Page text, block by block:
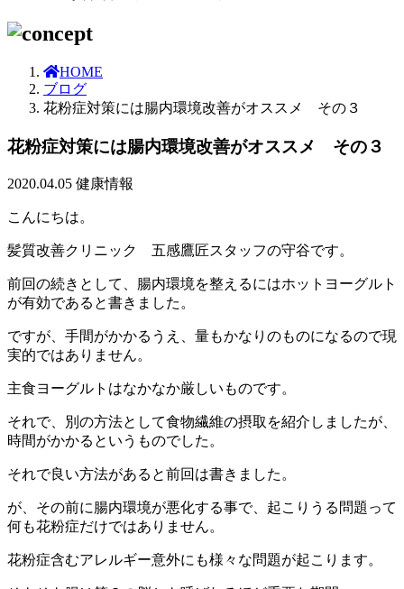
HOME
ブログ
花粉症対策には腸内環境改善がオススメ その３
花粉症対策には腸内環境改善がオススメ その３
2020.04.05 健康情報
こんにちは。
髪質改善クリニック 五感鷹匠スタッフの守谷です。
前回の続きとして、腸内環境を整えるにはホットヨーグルト
が有効であると書きました。
ですが、手間がかかるうえ、量もかなりのものになるので現
実的ではありません。
主食ヨーグルトはなかなか厳しいものです。
それで、別の方法として食物繊維の摂取を紹介しましたが、
時間がかかるというものでした。
それで良い方法があると前回は書きました。
が、その前に腸内環境が悪化する事で、起こりうる問題って
何も花粉症だけではありません。
花粉症含むアレルギー意外にも様々な問題が起こります。